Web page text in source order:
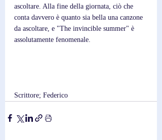
ascoltare. Alla fine della giornata, ciò che
conta davvero è quanto sia bella una canzone
da ascoltare, e "The invincible summer" è
assolutamente fenomenale.
Scrittore; Federico